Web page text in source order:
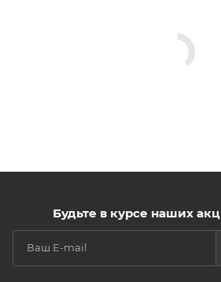
Будьте в курсе наших